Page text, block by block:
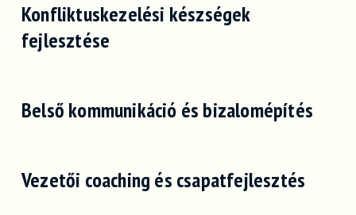
Konfliktuskezelési készségek
fejlesztése
Belső kommunikáció és bizalomépítés
Vezetői coaching és csapatfejlesztés